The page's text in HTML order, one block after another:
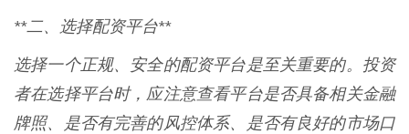
**二、选择配资平台**
选择一个正规、安全的配资平台是至关重要的。投资
者在选择平台时，应注意查看平台是否具备相关金融
牌照、是否有完善的风控体系、是否有良好的市场口